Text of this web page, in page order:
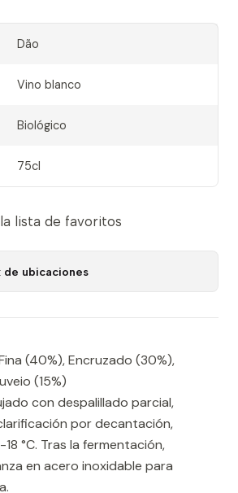
Dão
Vino blanco
Biológico
75cl
lista de favoritos
ubicaciones
(40%), Encruzado (30%),
(15%)
con despalillado parcial,
por decantación,
°C. Tras la fermentación,
en acero inoxidable para